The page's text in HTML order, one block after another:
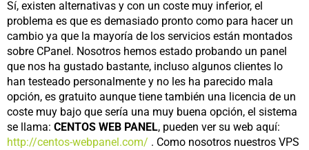
Sí, existen alternativas y con un coste muy inferior, el
problema es que es demasiado pronto como para hacer un
cambio ya que la mayoría de los servicios están montados
sobre CPanel. Nosotros hemos estado probando un panel
que nos ha gustado bastante, incluso algunos clientes lo
han testeado personalmente y no les ha parecido mala
opción, es gratuito aunque tiene también una licencia de un
coste muy bajo que sería una muy buena opción, el sistema
se llama: CENTOS WEB PANEL, pueden ver su web aquí:
http://centos-webpanel.com/ . Como nosotros nuestros VPS